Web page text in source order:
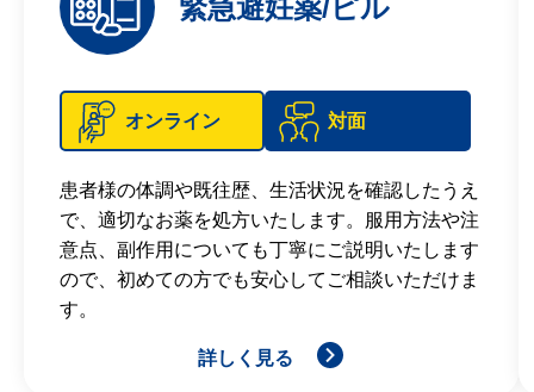
緊急避妊薬/ピル
オンライン 対面
患者様の体調や既往歴、生活状況を確認したうえ
で、適切なお薬を処方いたします。服用方法や注
意点、副作用についても丁寧にご説明いたします
ので、初めての方でも安心してご相談いただけま
す。
詳しく見る